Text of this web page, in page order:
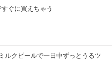
ぐに買えちゃう
ルクピールで一日中ずっとうるツ